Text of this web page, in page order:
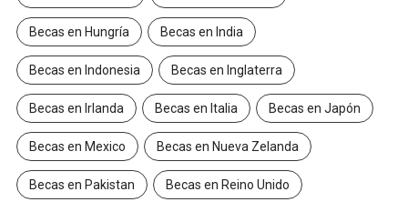
Becas en Hungría Becas en India
Becas en Indonesia Becas en Inglaterra
Becas en Irlanda Becas en Italia Becas en Japón
Becas en Mexico Becas en Nueva Zelanda
Becas en Pakistan Becas en Reino Unido